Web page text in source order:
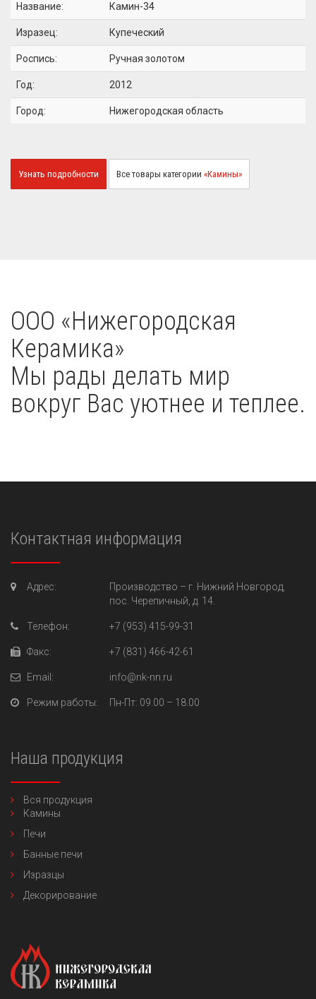
Название: Камин-34
Изразец: Купеческий
Роспись: Ручная золотом
Год: 2012
Город: Нижегородская область
Узнать подробности Все товары категории «Камины»
OOO «Нижегородская
Керамика»
Мы рады делать мир
вокруг Вас уютнее и теплее.
Контактная информация
Адрес: Производство – г. Нижний Новгород,
пос. Черепичный, д. 14.
Телефон: +7 (953) 415-99-31
Факс: +7 (831) 466-42-61
Email: info@nk-nn.ru
Режим работы: Пн-Пт: 09.00 – 18.00
Наша продукция
Вся продукция
Камины
Печи
Банные печи
Изразцы
Декорирование